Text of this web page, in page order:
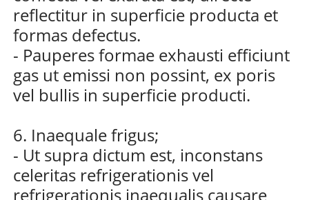
reflectitur in superficie producta et
formas defectus.
- Pauperes formae exhausti efficiunt
gas ut emissi non possint, ex poris
vel bullis in superficie producti.
6. Inaequale frigus;
- Ut supra dictum est, inconstans
celeritas refrigerationis vel
refrigerationis inaequalis causare